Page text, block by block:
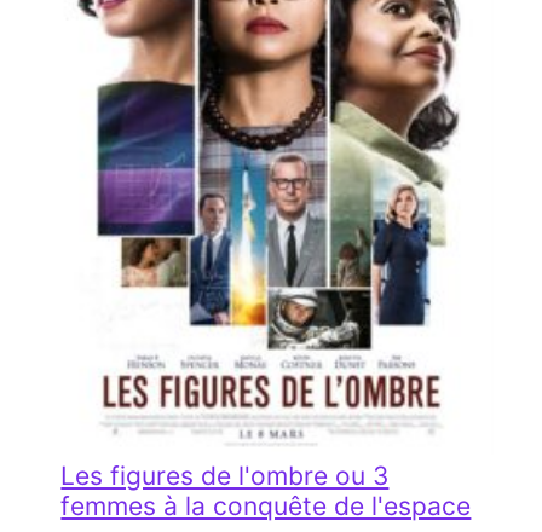
Les figures de l'ombre ou 3
femmes à la conquête de l'espace